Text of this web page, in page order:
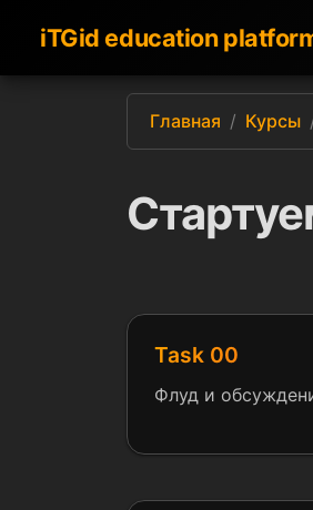
iTGid education
Главная Курсы
Task 00
Флуд и